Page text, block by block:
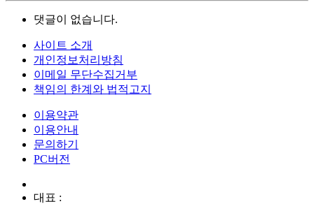
댓글이 없습니다.
사이트 소개
개인정보처리방침
이메일 무단수집거부
책임의 한계와 법적고지
이용약관
이용안내
문의하기
PC버전
대표 :